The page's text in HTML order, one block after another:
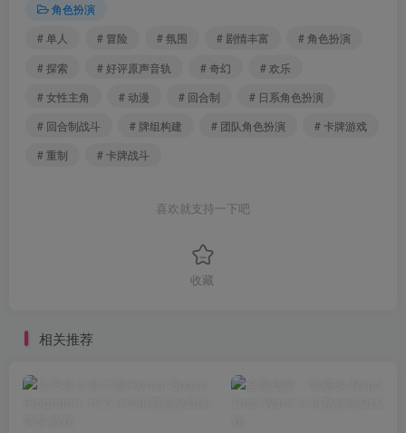
角色扮演
# 单人
# 冒险 # 氛围 # 剧情丰富
# 角色扮演
# 探索
# 好评原声音轨 # 奇幻
# 欢乐
# 女性主角
# 动漫 # 回合制
# 日系角色扮演
# 回合制战斗
# 牌组构建 # 团队角色扮演
# 卡牌游戏
# 重制
# 卡牌战斗
喜欢就支持一下吧
收藏
相关推荐